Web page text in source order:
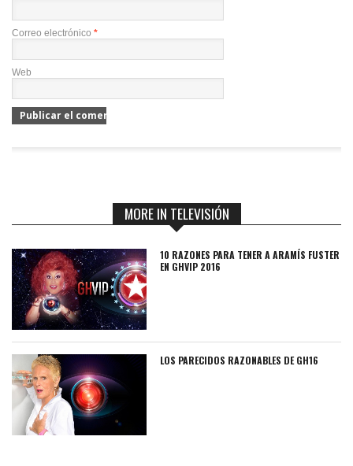
Correo electrónico *
Web
MORE IN TELEVISIÓN
10 RAZONES PARA TENER A ARAMÍS FUSTER
EN GHVIP 2016
LOS PARECIDOS RAZONABLES DE GH16